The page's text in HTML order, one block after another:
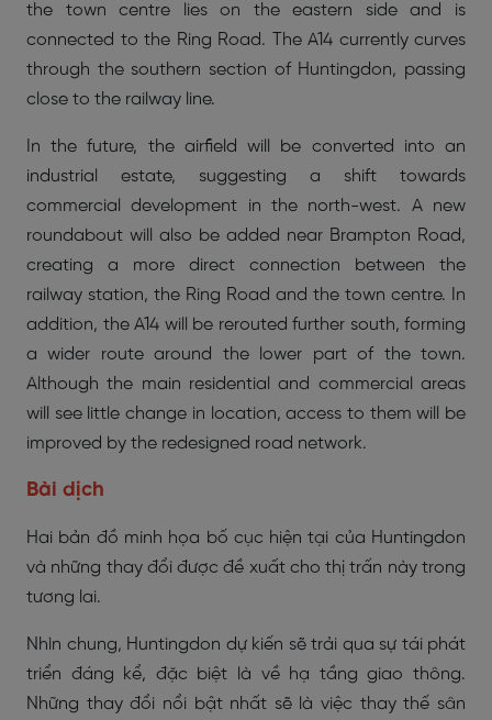
the town centre lies on the eastern side and is
connected to the Ring Road. The A14 currently curves
through the southern section of Huntingdon, passing
close to the railway line.
In the future, the airfield will be converted into an
industrial estate, suggesting a shift towards
commercial development in the north-west. A new
roundabout will also be added near Brampton Road,
creating a more direct connection between the
railway station, the Ring Road and the town centre. In
addition, the A14 will be rerouted further south, forming
a wider route around the lower part of the town.
Although the main residential and commercial areas
will see little change in location, access to them will be
improved by the redesigned road network.
Bài dịch
Hai bản đồ minh họa bố cục hiện tại của Huntingdon
và những thay đổi được đề xuất cho thị trấn này trong
tương lai.
Nhìn chung, Huntingdon dự kiến sẽ trải qua sự tái phát
triển đáng kể, đặc biệt là về hạ tầng giao thông.
Những thay đổi nổi bật nhất sẽ là việc thay thế sân